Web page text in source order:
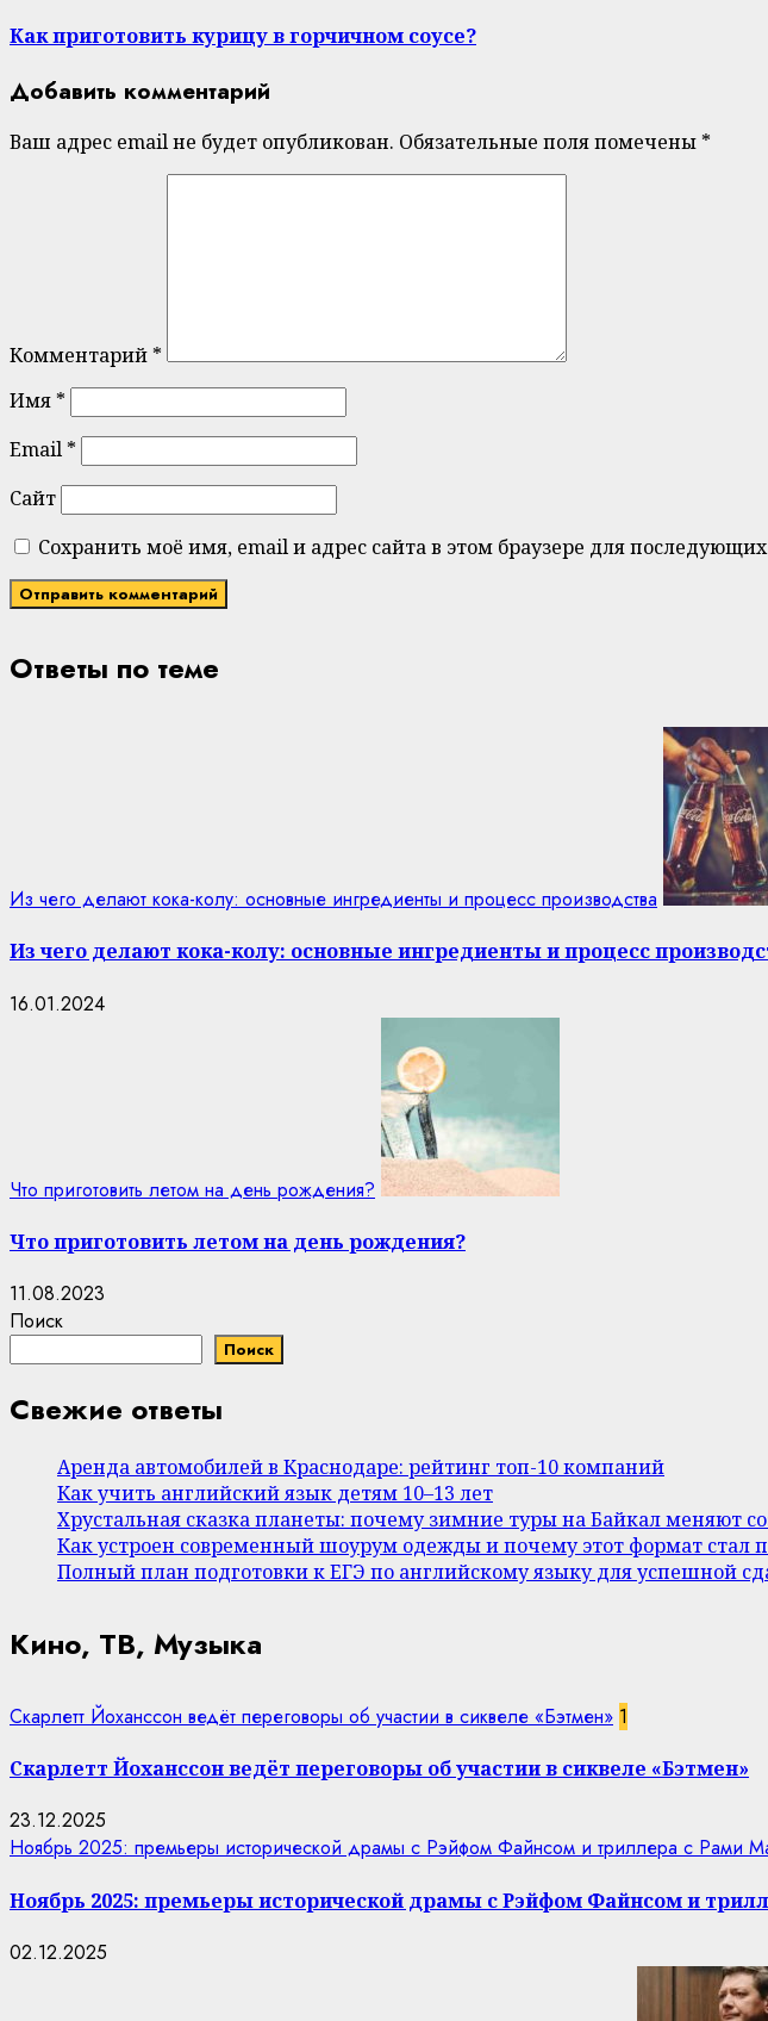
Как приготовить курицу в горчичном соусе?
Добавить комментарий
Ваш адрес email не будет опубликован. Обязательные поля помечены *
Комментарий *
Имя *
Email *
Сайт
Сохранить моё имя, email и адрес сайта в этом браузере для
Ответы по теме
Из чего делают кока-колу: основные ингредиенты и процесс производства
Из чего делают кока-колу: основные ингредиенты и процесс
16.01.2024
Что приготовить летом на день рождения?
Что приготовить летом на день рождения?
11.08.2023
Поиск
Поиск
Свежие ответы
Аренда автомобилей в Краснодаре: рейтинг топ-10 компаний
Как учить английский язык детям 10–13 лет
Хрустальная сказка планеты: почему зимние туры на Байкал меняют
Как устроен современный шоурум одежды и почему этот формат стал
Полный план подготовки к ЕГЭ по английскому языку для успешной
Кино, ТВ, Музыка
Скарлетт Йоханссон ведёт переговоры об участии в сиквеле «Бэтмен» 1
Скарлетт Йоханссон ведёт переговоры об участии в сиквеле «Бэтмен»
23.12.2025
Ноябрь 2025: премьеры исторической драмы с Рэйфом Файнсом и триллера с Рами
Ноябрь 2025: премьеры исторической драмы с Рэйфом Файнсом и
02.12.2025